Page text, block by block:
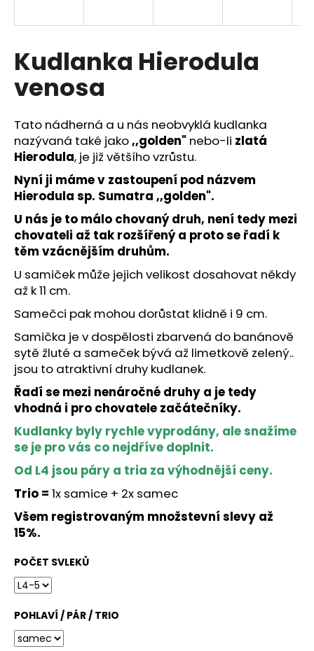
Kudlanka Hierodula
venosa
Tato nádherná a u nás neobvyklá kudlanka
nazývaná také jako ,,golden" nebo-li zlatá
Hierodula, je již většího vzrůstu.
Nyní ji máme v zastoupení pod názvem
Hierodula sp. Sumatra ,,golden".
U nás je to málo chovaný druh, není tedy mezi
chovateli až tak rozšířený a proto se řadí k
těm vzácnějším druhům.
U samiček může jejich velikost dosahovat někdy
až k 11 cm.
Samečci pak mohou dorůstat klidně i 9 cm.
Samička je v dospělosti zbarvená do banánově
sytě žluté a sameček bývá až limetkově zelený..
jsou to atraktivní druhy kudlanek.
Řadí se mezi nenáročné druhy a je tedy
vhodná i pro chovatele začátečníky.
Kudlanky byly rychle vyprodány, ale snažíme
se je pro vás co nejdříve doplnit.
Od L4 jsou páry a tria za výhodnější ceny.
Trio = 1x samice + 2x samec
Všem registrovaným množstevní slevy až
15%.
POČET SVLEKŮ
POHLAVÍ / PÁR / TRIO
í
t
?
HLEDAT
D
o
p
o
r
u
č
u
j
e
m
e
KUDLANKA
DEROPLATYS
TRUNCATA
408
Kč
Původně:
500
Kč